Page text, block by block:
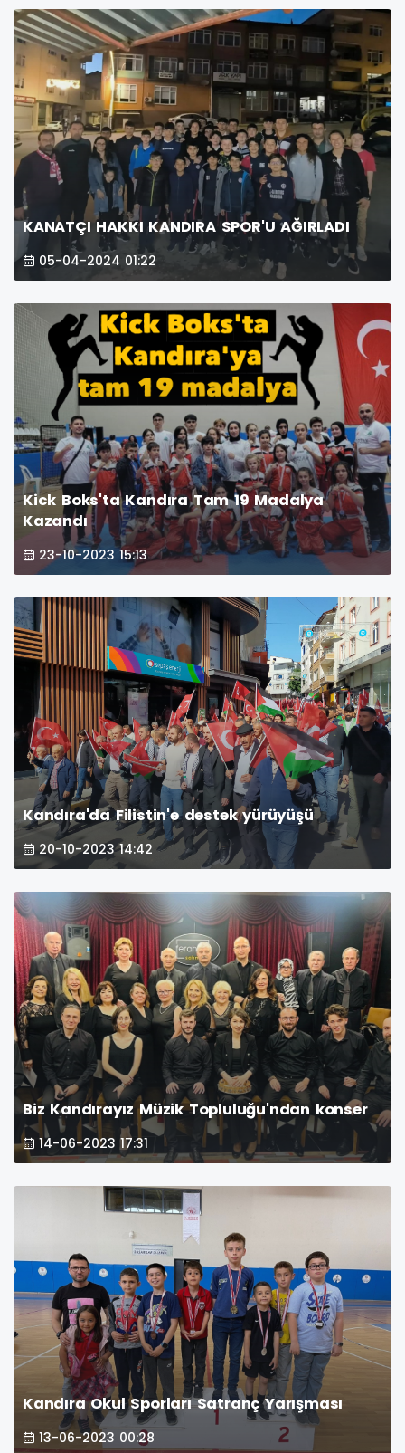
KANATÇI HAKKI KANDIRA SPOR'U AĞIRLADI
05-04-2024 01:22
Kick Boks'ta Kandıra Tam 19 Madalya
Kazandı
23-10-2023 15:13
Kandıra'da Filistin'e destek yürüyüşü
20-10-2023 14:42
Biz Kandırayız Müzik Topluluğu'ndan konser
14-06-2023 17:31
Kandıra Okul Sporları Satranç Yarışması
13-06-2023 00:28